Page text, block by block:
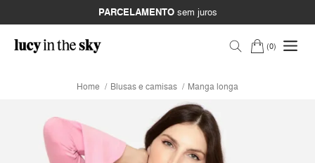
PARCELAMENTOsem juros
0
Home Blusas e camisas Manga longa